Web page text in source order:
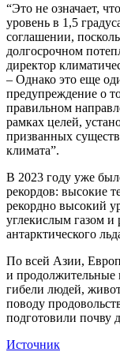
“Это не означает,
уровень в 1,5
соглашении,
долгосрочном
директор
– Однако это еще
предупреждение о
правильном
рамках целей,
призванных
климата”.
В 2023 году уже
рекордов: высокие
рекордно высокий
углекислым газом и
антарктического
По всей Азии,
и продолжительные
гибели людей,
поводу
подготовили почву
Источник